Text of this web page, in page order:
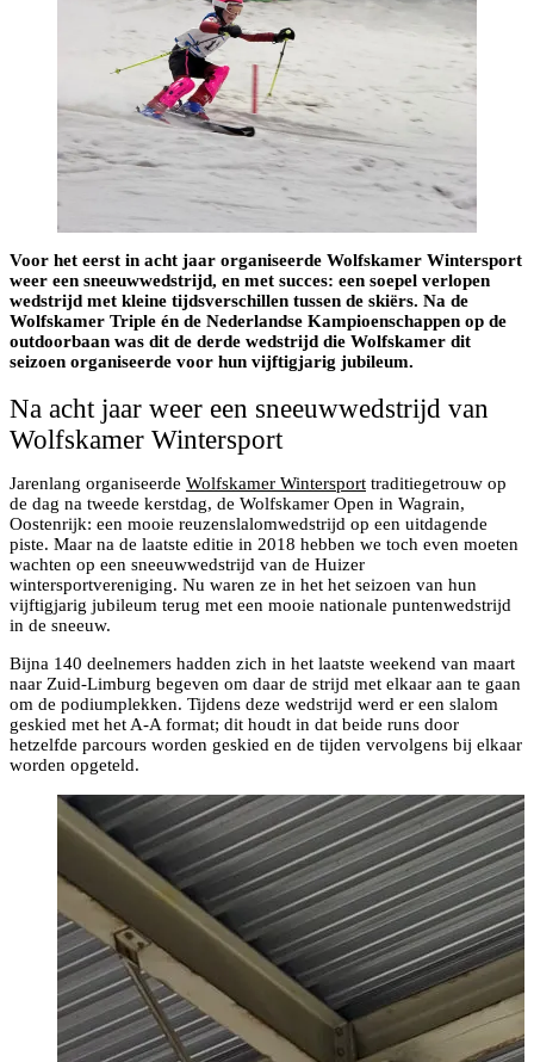
Voor het eerst in acht jaar organiseerde Wolfskamer Wintersport
weer een sneeuwwedstrijd, en met succes: een soepel verlopen
wedstrijd met kleine tijdsverschillen tussen de skiërs. Na de
Wolfskamer Triple én de Nederlandse Kampioenschappen op de
outdoorbaan was dit de derde wedstrijd die Wolfskamer dit
seizoen organiseerde voor hun vijftigjarig jubileum.
Na acht jaar weer een sneeuwwedstrijd van
Wolfskamer Wintersport
Jarenlang organiseerde Wolfskamer Wintersport traditiegetrouw op
de dag na tweede kerstdag, de Wolfskamer Open in Wagrain,
Oostenrijk: een mooie reuzenslalomwedstrijd op een uitdagende
piste. Maar na de laatste editie in 2018 hebben we toch even moeten
wachten op een sneeuwwedstrijd van de Huizer
wintersportvereniging. Nu waren ze in het het seizoen van hun
vijftigjarig jubileum terug met een mooie nationale puntenwedstrijd
in de sneeuw.
Bijna 140 deelnemers hadden zich in het laatste weekend van maart
naar Zuid-Limburg begeven om daar de strijd met elkaar aan te gaan
om de podiumplekken. Tijdens deze wedstrijd werd er een slalom
geskied met het A-A format; dit houdt in dat beide runs door
hetzelfde parcours worden geskied en de tijden vervolgens bij elkaar
worden opgeteld.